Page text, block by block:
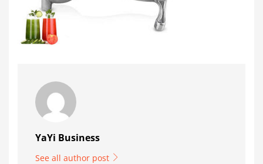
YaYi Business
See all author post